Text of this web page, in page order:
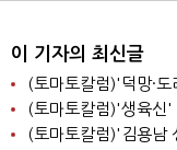
이 기자의 최신글
(토마토칼럼)'덕망·
(토마토칼럼)'생육신'
(토마토칼럼)'김용남